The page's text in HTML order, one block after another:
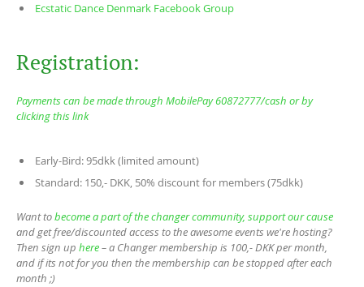
Ecstatic Dance Denmark Facebook Group
Registration:
Payments can be made through MobilePay 60872777/cash or by
clicking this link
Early-Bird: 95dkk (limited amount)
Standard: 150,- DKK, 50% discount for members (75dkk)
Want tobecome a part of the changer community, support our cause
and get free/discounted access to the awesome events we're hosting?
Then sign up here– a Changer membership is 100,- DKK per month,
and if its not for you then the membership can be stopped after each
month ;)